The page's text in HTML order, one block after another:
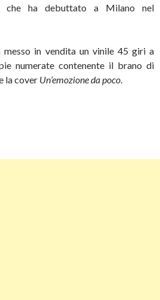
che ha debuttato a Milano nel
messo in vendita un vinile 45 giri a
numerate contenente il brano di
la cover Un’emozione da poco